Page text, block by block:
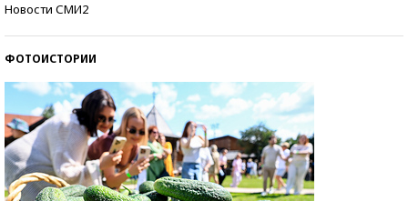
Новости СМИ2
ФОТОИСТОРИИ